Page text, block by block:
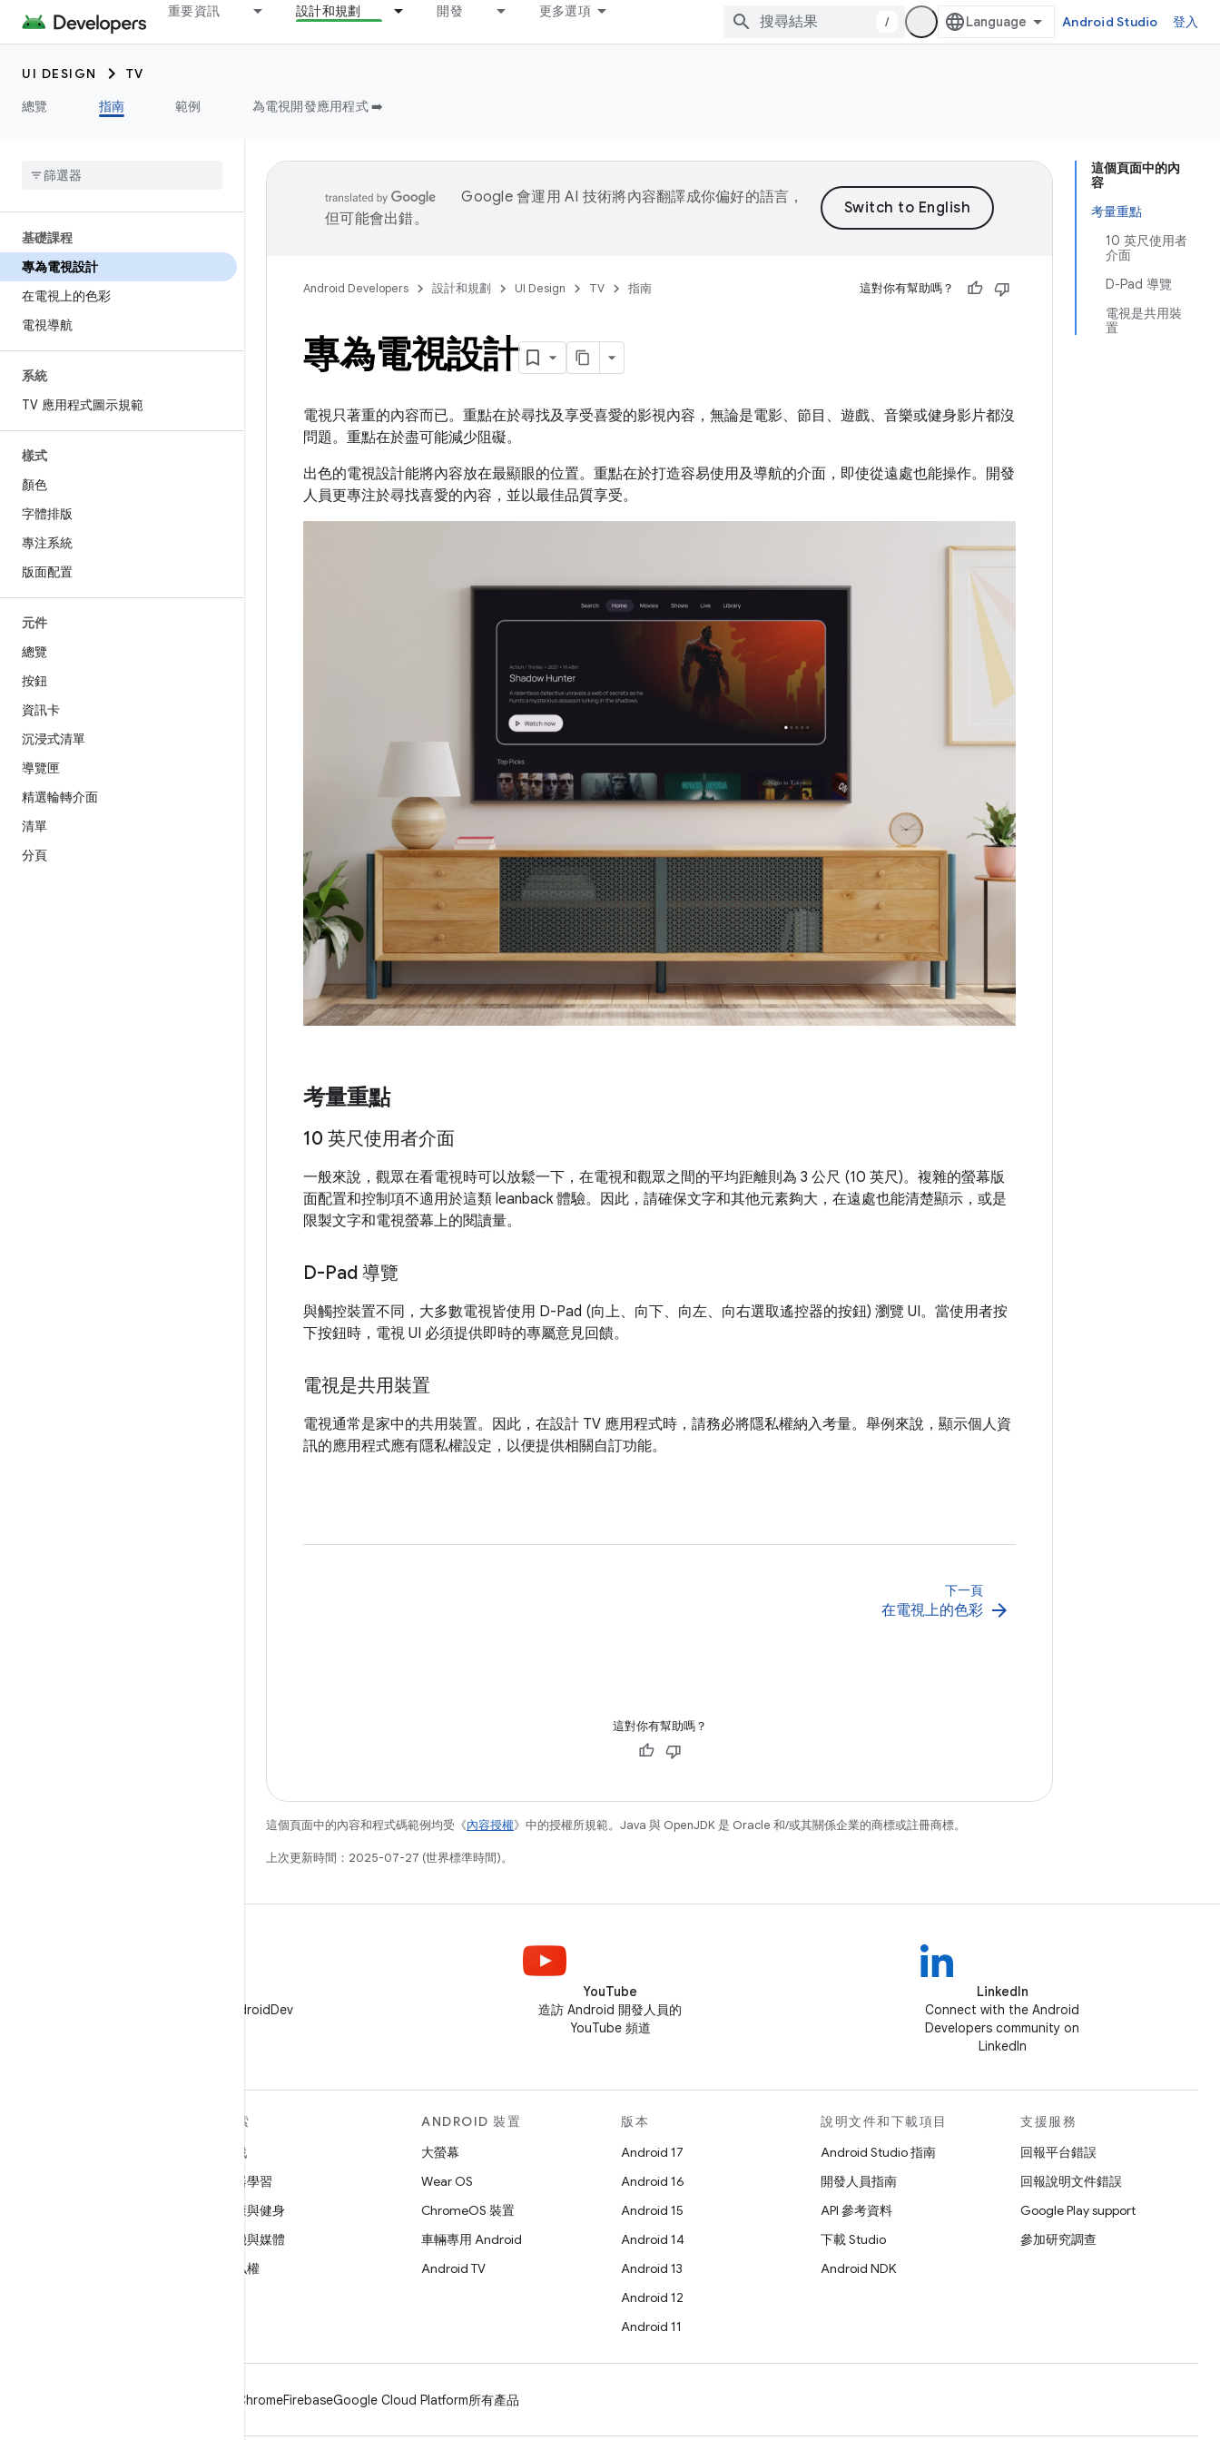
重要資訊 設計和規劃 開發 更多選項
/ Android Studio 登入
UI DESIGN
TV
總覽
指南 範例 為電視開發應用程式 ➡️
基礎課程
專為電視設計
在電視上的色彩
電視導航
系統
TV 應用程式圖示規範
樣式
顏色
字體排版
專注系統
版面配置
元件
總覽
按鈕
資訊卡
沉浸式清單
導覽匣
精選輪轉介面
清單
分頁
這個頁面中的內
容
考量重點
10 英尺使用者
介面
D-Pad 導覽
電視是共用裝
置
Google 會運用 AI 技術將內容翻譯成你偏好的語言，
但可能會出錯。
Android Developers 設計和規劃 UI Design TV 指南 這對你有幫助嗎？
專為電視設計
電視只著重的內容而已。重點在於尋找及享受喜愛的影視內容，無論是電影、節目、遊戲、音樂或健身影片都沒
問題。重點在於盡可能減少阻礙。
出色的電視設計能將內容放在最顯眼的位置。重點在於打造容易使用及導航的介面，即使從遠處也能操作。開發
人員更專注於尋找喜愛的內容，並以最佳品質享受。
考量重點
10 英尺使用者介面
一般來說，觀眾在看電視時可以放鬆一下，在電視和觀眾之間的平均距離則為 3 公尺 (10 英尺)。複雜的螢幕版
面配置和控制項不適用於這類 leanback 體驗。因此，請確保文字和其他元素夠大，在遠處也能清楚顯示，或是
限製文字和電視螢幕上的閱讀量。
D-Pad 導覽
與觸控裝置不同，大多數電視皆使用 D-Pad (向上、向下、向左、向右選取遙控器的按鈕) 瀏覽 UI。當使用者按
下按鈕時，電視 UI 必須提供即時的專屬意見回饋。
電視是共用裝置
電視通常是家中的共用裝置。因此，在設計 TV 應用程式時，請務必將隱私權納入考量。舉例來說，顯示個人資
訊的應用程式應有隱私權設定，以便提供相關自訂功能。
下一頁
在電視上的色彩 arrow_forward
這對你有幫助嗎？
這個頁面中的內容和程式碼範例均受《內容授權》中的授權所規範。Java 與 OpenJDK 是 Oracle 和/或其關係企業的商標或註冊商標。
上次更新時間：2025-07-27 (世界標準時間)。
在 X 中追蹤 @AndroidDev
YouTube
造訪 Android 開發人員的
YouTube 頻道
LinkedIn
Connect with the Android
Developers community on
LinkedIn
探索
遊戲
機器學習
健康與健身
相機與媒體
隱私權
ANDROID 裝置
大螢幕
Wear OS
ChromeOS 裝置
車輛專用 Android
Android TV
版本
Android 17
Android 16
Android 15
Android 14
Android 13
Android 12
Android 11
說明文件和下載項目
Android Studio 指南
開發人員指南
API 參考資料
下載 Studio
Android NDK
支援服務
回報平台錯誤
回報說明文件錯誤
Google Play support
參加研究調查
ChromeFirebaseGoogle Cloud Platform所有產品